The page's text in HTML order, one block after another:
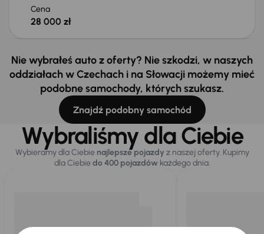
Cena
28 000 zł
Nie wybrałeś auto z oferty? Nie szkodzi, w naszych
oddziałach w Czechach i na Słowacji możemy mieć
podobne samochody, których szukasz.
Znajdź podobny samochód
Wybraliśmy dla Ciebie
Wybieramy dla Ciebie najlepsze pojazdy z naszej oferty. Kupimy
dla Ciebiedo 400 pojazdówkażdego dnia.